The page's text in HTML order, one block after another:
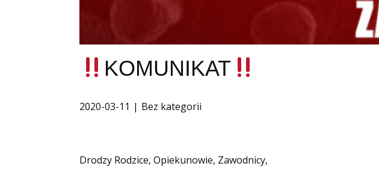
KOMUNIKAT
2020-03-11 Bez kategorii
Drodzy Rodzice, Opiekunowie, Zawodnicy,